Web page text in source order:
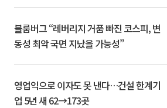
블룸버그 “레버리지 거품 빠진 코스피, 변
동성 최악 국면 지났을 가능성”
영업익으로 이자도 못 낸다…건설 한계기
업 5년 새 62→173곳